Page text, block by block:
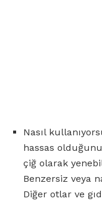
Nasıl
hassas
çiğ olarak
Benzersiz veya
Diğer otlar ve